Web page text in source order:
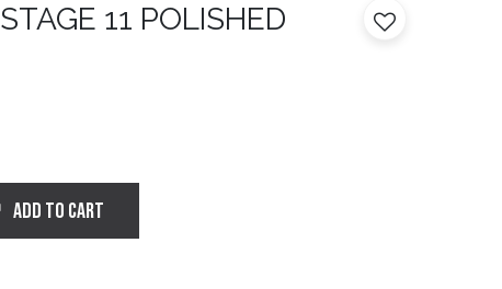
STAGE 11 POLISHED
ADD TO CART